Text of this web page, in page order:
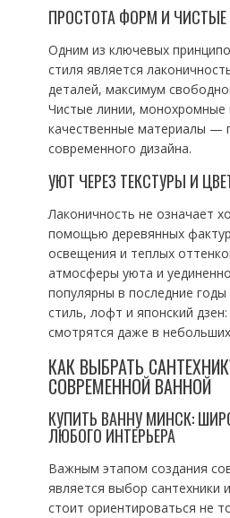
ПРОСТОТА ФОРМ И
Одним из ключевых
стиля является
деталей, максимум
Чистые линии, монохромные
качественные материалы —
современного дизайна.
УЮТ ЧЕРЕЗ ТЕКСТУРЫ И
Лаконичность не означает
помощью деревянных
освещения и теплых
атмосферы уюта и
популярны в последние годы
стиль, лофт и японский
смотрятся даже в
КАК ВЫБРАТЬ
СОВРЕМЕННОЙ ВАННОЙ
КУПИТЬ ВАННУ МИНСК:
ЛЮБОГО ИНТЕРЬЕРА
Важным этапом создания
является выбор сантехники
стоит ориентироваться не